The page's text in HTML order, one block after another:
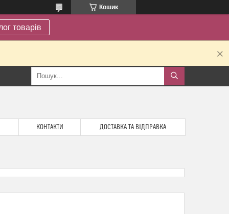
Кошик
товарів
КОНТАКТИ ДОСТАВКА ТА ВІДПРАВКА